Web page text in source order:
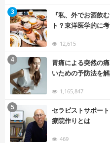
『私、外でお酒飲
ト？東洋医学的に
12,615
3
胃痛による突然の
いための予防法を
1,165,847
4
セラピストサポー
療院作りとは
469
5